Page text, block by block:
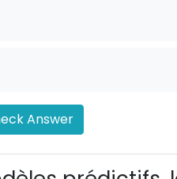
Answer